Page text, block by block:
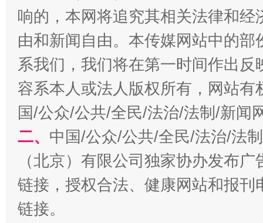
千年窑火 生生不息
揭开“小金库”的免责幌子
响的，本网将追究其相关法律和
由和新闻自由。本传媒网站中的
系我们，我们将在第一时间作出
容系本人或法人版权所有，网站
国/公众/公共/全民/法治/法制/新闻
二、 中国/公众/公共/全民/法治/法
（北京）有限公司独家协办发布
链接，授权合法、健康网站和报
链接。